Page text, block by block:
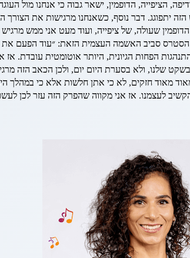
הזה יתפוגג. דבר נוסף, כשאנחנו מרגישות את
שעולה, של ציפייה, ועוד מעט אני ממש
סביב האשמה העצמית הזאת: ״עוד הפעם את
הפחות הגיונית, היותר אוטומטית עובדת. אז
שלנו, ולא בסערת היום יום, ולכן הכאב הזה
מאוד חזקים, לא כי אתן חלשות אלא כי במהלך
לעצמנו. אז אני מקווה שהפרק הזה עזר לכן